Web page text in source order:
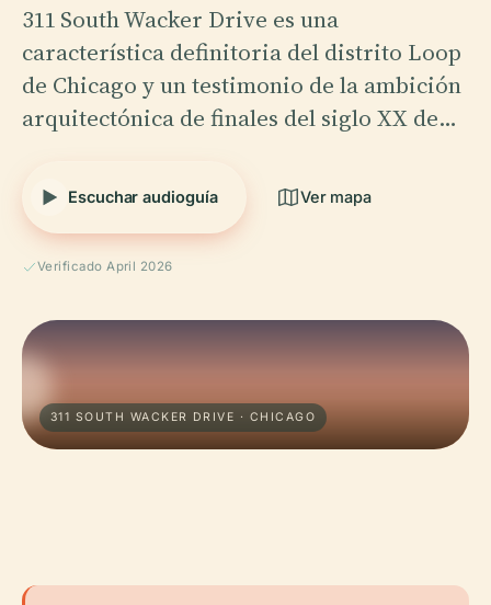
311 South Wacker Drive es una
característica definitoria del distrito Loop
de Chicago y un testimonio de la ambición
arquitectónica de finales del siglo XX de…
Escuchar audioguía Ver mapa
Verificado April 2026
311 SOUTH WACKER DRIVE · CHICAGO